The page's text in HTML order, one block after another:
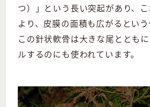
つ）」という長い突起があり、
より、皮膜の面積も広がるという
この針状軟骨は大きな尾ととも
ルするのにも使われています。